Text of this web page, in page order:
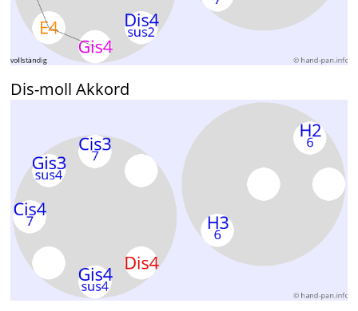
Dis-moll Akkord